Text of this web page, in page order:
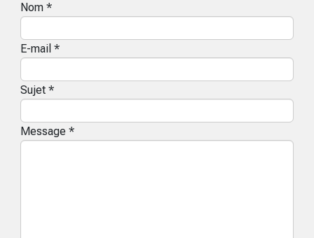
Nom*
E-mail *
Sujet*
Message*